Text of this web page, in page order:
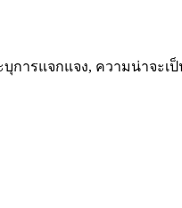
รระบุการแจกแจง, ความน่า